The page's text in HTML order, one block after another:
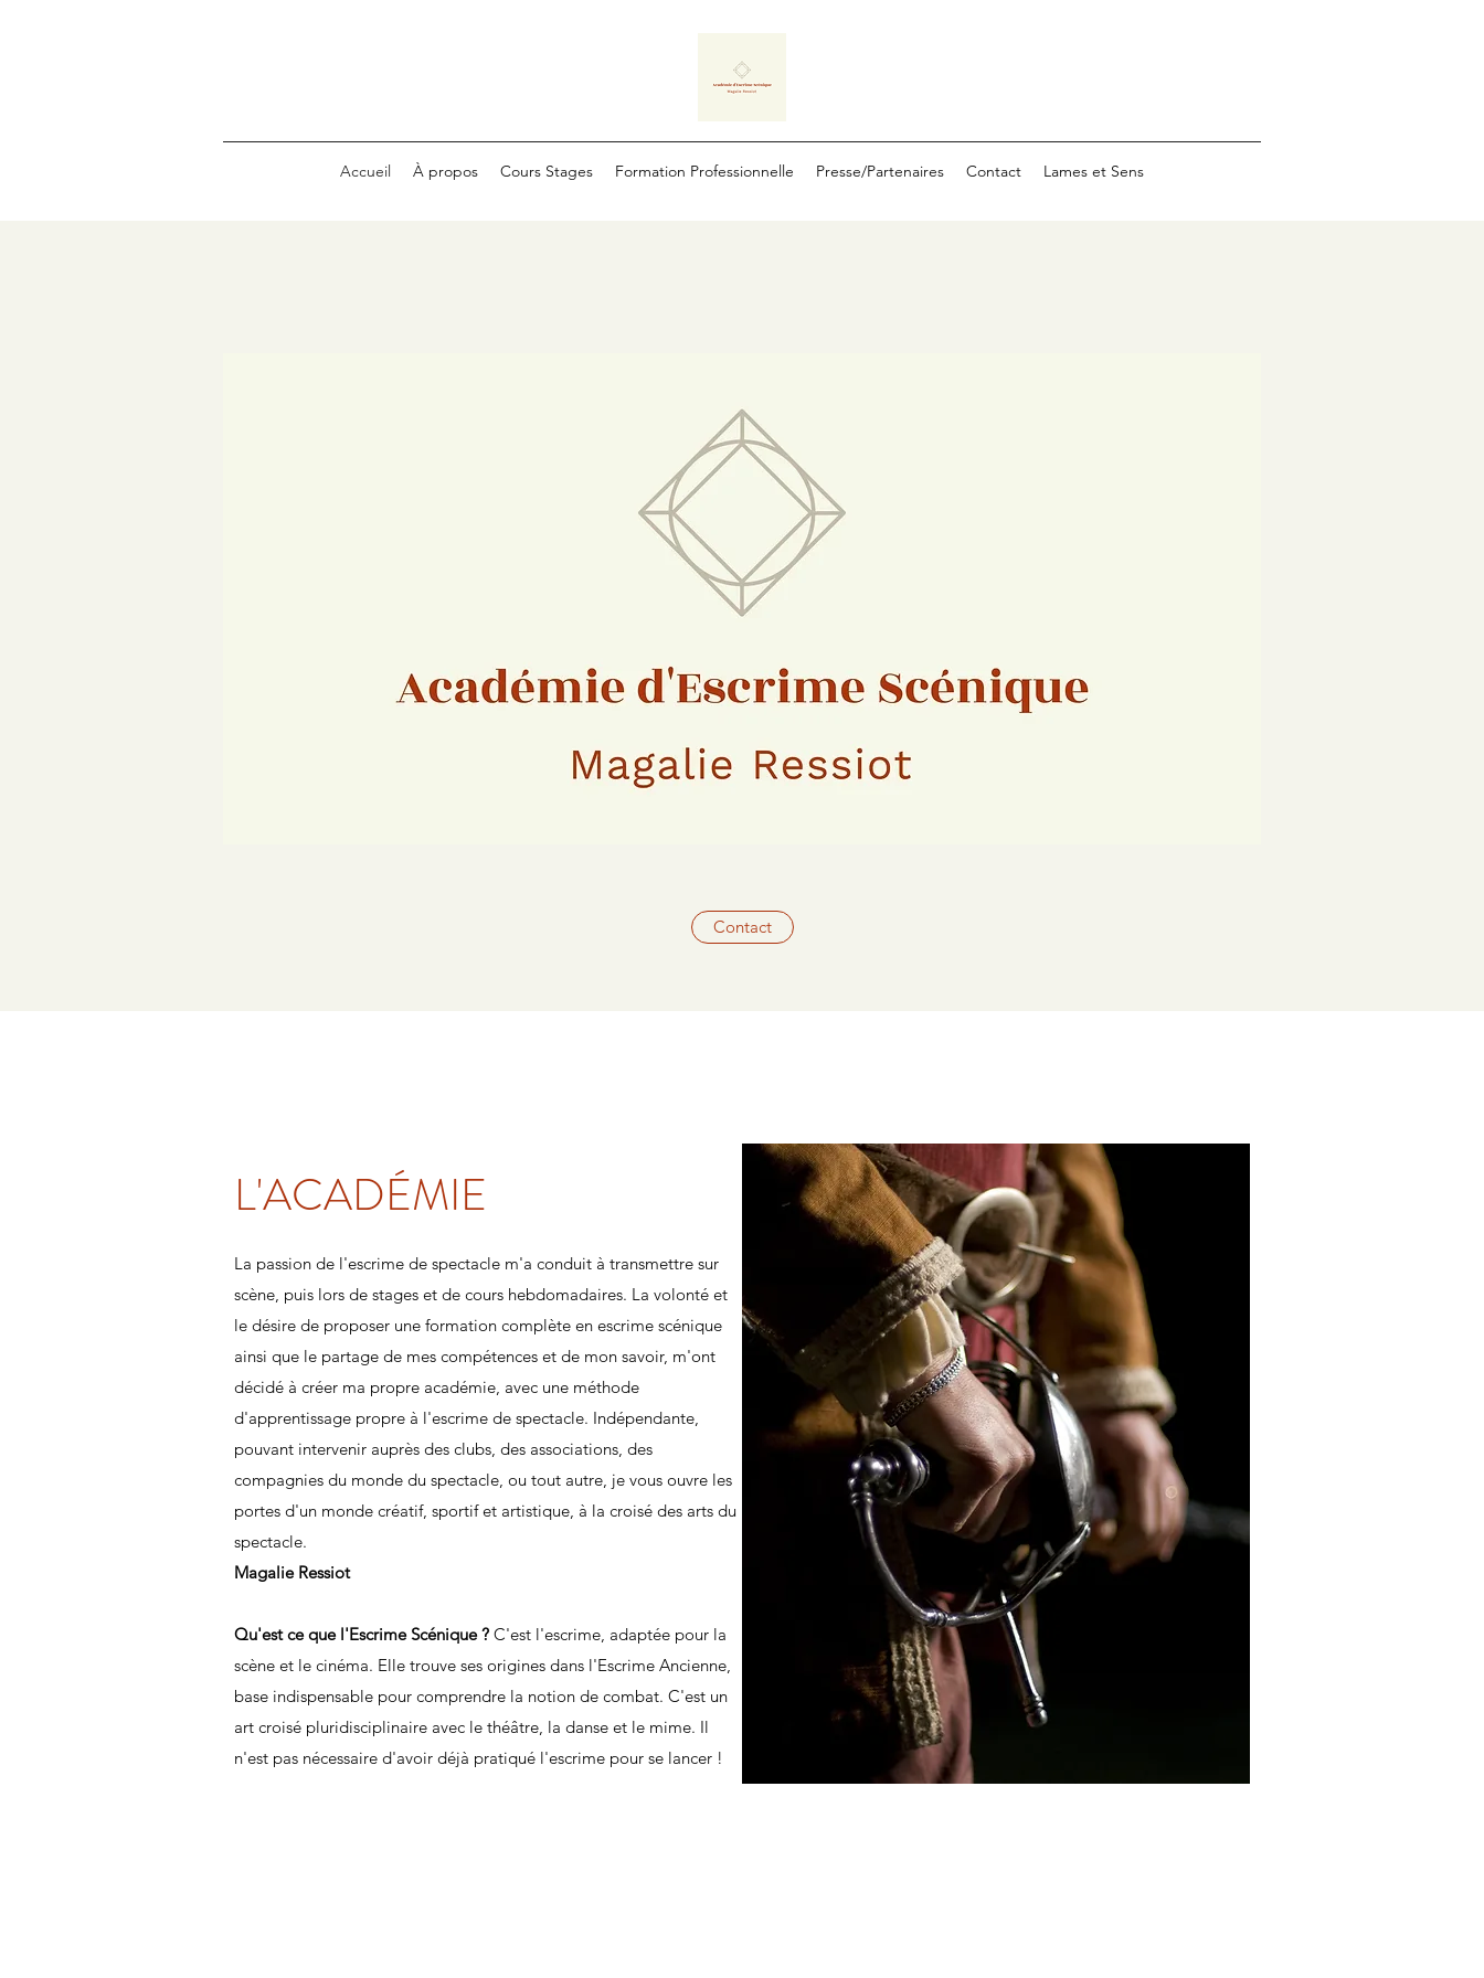
Accueil À propos Cours Stages Formation Professionnelle Presse/Partenaires Contact Lames et Sens
Contact
L'ACADÉMIE
La passion de l'escrime de spectacle m'a conduit à transmettre sur
scène, puis lors de stages et de cours hebdomadaires. La volonté et
le désire de proposer une formation complète en escrime scénique
ainsi que le partage de mes compétences et de mon savoir, m'ont
décidé à créer ma propre académie, avec une méthode
d'apprentissage propre à l'escrime de spectacle. Indépendante,
pouvant intervenir auprès des clubs, des associations, des
compagnies du monde du spectacle, ou tout autre, je vous ouvre les
portes d'un monde créatif, sportif et artistique, à la croisé des arts du
spectacle.
Magalie Ressiot
Qu'est ce que l'Escrime Scénique ? C'est l'escrime, adaptée pour la
scène et le cinéma. Elle trouve ses origines dans l'Escrime Ancienne,
base indispensable pour comprendre la notion de combat. C'est un
art croisé pluridisciplinaire avec le théâtre, la danse et le mime. Il
n'est pas nécessaire d'avoir déjà pratiqué l'escrime pour se lancer !